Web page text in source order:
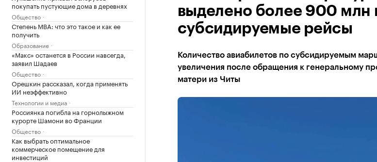
покупать пустующие дома в деревнях
Общество
Степень MBA: что это такое и как ее
получить
Образование
«Макс» останется в России навсегда,
заявил Шадаев
Общество
Орешкин рассказал, когда применять
ИИ неэффективно
Технологии и медиа
Россиянка погибла на горнолыжном
курорте Шамони во Франции
Общество
Как выбрать оптимальное
коммерческое помещение для
инвестиций
выделено более 900 млн
субсидируемые рейсы
Количество авиабилетов по субсидируемым
увеличения после обращения к генеральному
матери из Читы